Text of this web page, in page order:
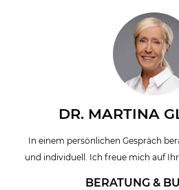
DR. MARTINA
In einem persönlichen Gespräch
und individuell. Ich freue mich auf
BERATUNG &